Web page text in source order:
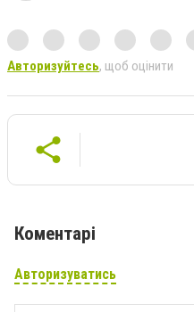
Авторизуйтесь, щоб оцінити
Коментарі
Авторизуватись